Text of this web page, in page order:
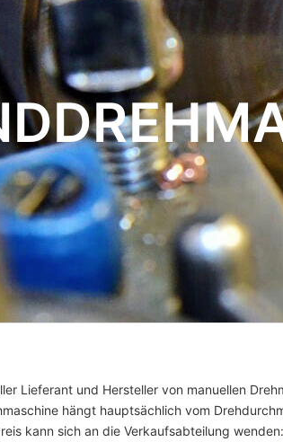
Lieferant und Hersteller von manuellen
hängt hauptsächlich vom
kann sich an die Verkaufsabteilung wenden: